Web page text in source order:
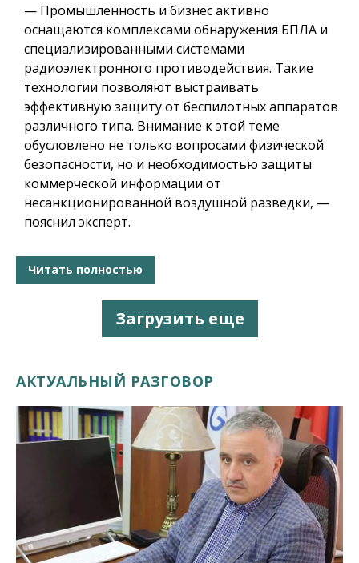
— Промышленность и бизнес активно
оснащаются комплексами обнаружения БПЛА и
специализированными системами
радиоэлектронного противодействия. Такие
технологии позволяют выстраивать
эффективную защиту от беспилотных аппаратов
различного типа. Внимание к этой теме
обусловлено не только вопросами физической
безопасности, но и необходимостью защиты
коммерческой информации от
несанкционированной воздушной разведки, —
пояснил эксперт.
Читать полностью
Загрузить еще
АКТУАЛЬНЫЙ РАЗГОВОР